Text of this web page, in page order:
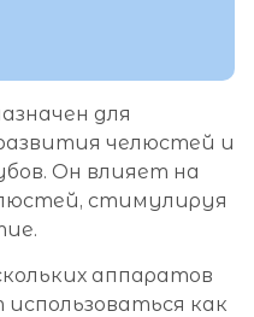
для
челюстей и
Он влияет на
стимулируя
аппаратов
как